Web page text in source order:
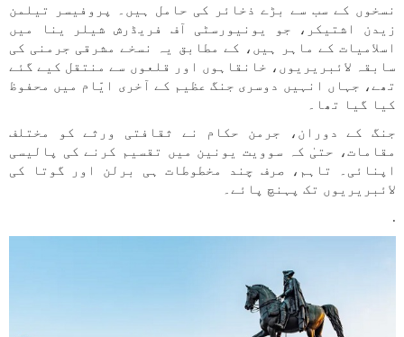
نسخوں کے سب سے بڑے ذخائر کی حامل ہیں۔ پروفیسر تیلمن
زیدن اشتیکر، جو یونیورسٹی آف فریڈرش شیلر ینا میں
اسلامیات کے ماہر ہیں، کے مطابق یہ نسخے مشرقی جرمنی کی
سابقہ لائبریریوں، خانقاہوں اور قلعوں سے منتقل کیے گئے
تھے، جہاں انہیں دوسری جنگ عظیم کے آخری ایّام میں محفوظ
کیا گیا تھا۔
جنگ کے دوران، جرمن حکام نے ثقافتی ورثے کو مختلف
مقامات، حتیٰ کہ سوویت یونین میں تقسیم کرنے کی پالیسی
اپنائی۔ تاہم، صرف چند مخطوطات ہی برلن اور گوتا کی
لائبریریوں تک پہنچ پائے۔
.